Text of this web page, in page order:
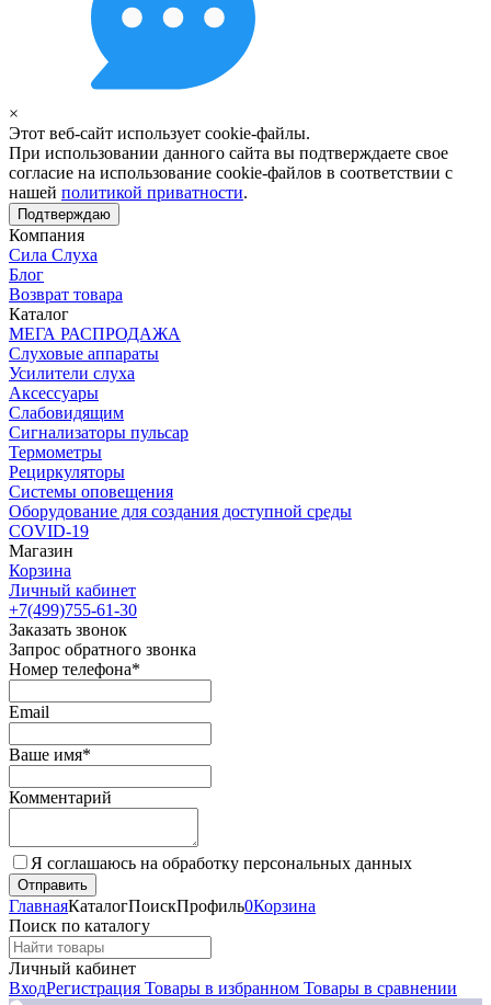
×
Этот веб-сайт использует cookie-файлы.
При использовании данного сайта вы подтверждаете свое
согласие на использование cookie-файлов в соответствии с
нашей политикой приватности.
Подтверждаю
Компания
Сила Слуха
Блог
Возврат товара
Каталог
МЕГА РАСПРОДАЖА
Слуховые аппараты
Усилители слуха
Аксессуары
Слабовидящим
Сигнализаторы пульсар
Термометры
Рециркуляторы
Cистемы оповещения
Оборудование для создания доступной среды
COVID-19
Магазин
Корзина
Личный кабинет
+7(499)755-61-30
Заказать звонок
Запрос обратного звонка
Номер телефона*
Email
Ваше имя*
Комментарий
Я соглашаюсь на обработку персональных данных
ГлавнаяКаталогПоискПрофиль0Корзина
Поиск по каталогу
Личный кабинет
ВходРегистрация Товары в избранном Товары в сравнении